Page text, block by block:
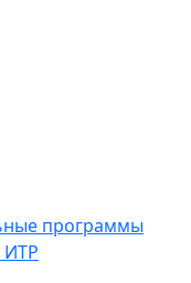
программы
ИТР